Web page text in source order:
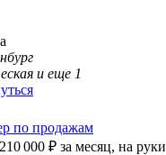
и еще 1
по продажам
210 000 ₽ за месяц, на руки